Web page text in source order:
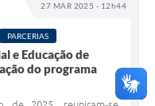
27 MAR 2025 - 12h44
PARCERIAS
e Educação de
do programa